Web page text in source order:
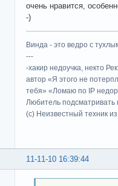
очень нравится,
-)
Винда - это ведро с
---
-хакир недоучка, некто
автор «Я этого не
тебя» «Ломаю по IP
Любитель подсматривать
(c) Неизвестный техник
11-11-10 16:39:44